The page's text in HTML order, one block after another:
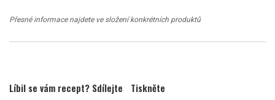
Přesné informace najdete ve složení konkrétních produktů
Líbil se vám recept? Sdílejte Tiskněte